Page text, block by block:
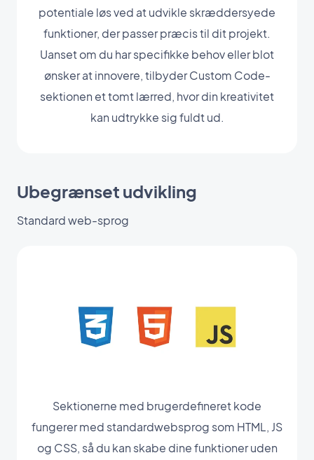
potentiale løs ved at udvikle skræddersyede
funktioner, der passer præcis til dit projekt.
Uanset om du har specifikke behov eller blot
ønsker at innovere, tilbyder Custom Code-
sektionen et tomt lærred, hvor din kreativitet
kan udtrykke sig fuldt ud.
Ubegrænset udvikling
Standard web-sprog
Sektionerne med brugerdefineret kode
fungerer med standardwebsprog som HTML, JS
og CSS, så du kan skabe dine funktioner uden